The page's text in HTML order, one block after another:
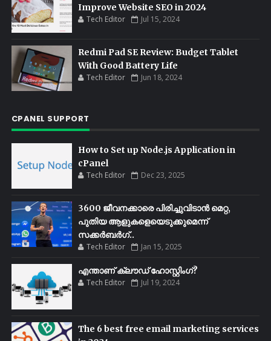
Improve Website SEO in 2024
Tech Editor Jul 15, 2024
Redmi Pad SE Review: Budget Tablet
With Good Battery Life
Tech Editor Jun 18, 2024
CPANEL SUPPORT
How to Set up Node.js Application in
cPanel
Tech Editor Dec 23, 2025
3600 ജീവനക്കാരെ പിരിച്ചുവിടാൻ മെറ്റ,
പുതിയ ആളുകളെയെടുക്കുമെന്ന്
സക്കർബർഗ്..
Tech Editor Jan 15, 2025
എന്താണ് ക്ലൗഡ് ഹോസ്റ്റിംഗ്?
Tech Editor Jul 19, 2024
The 6 best free email marketing services